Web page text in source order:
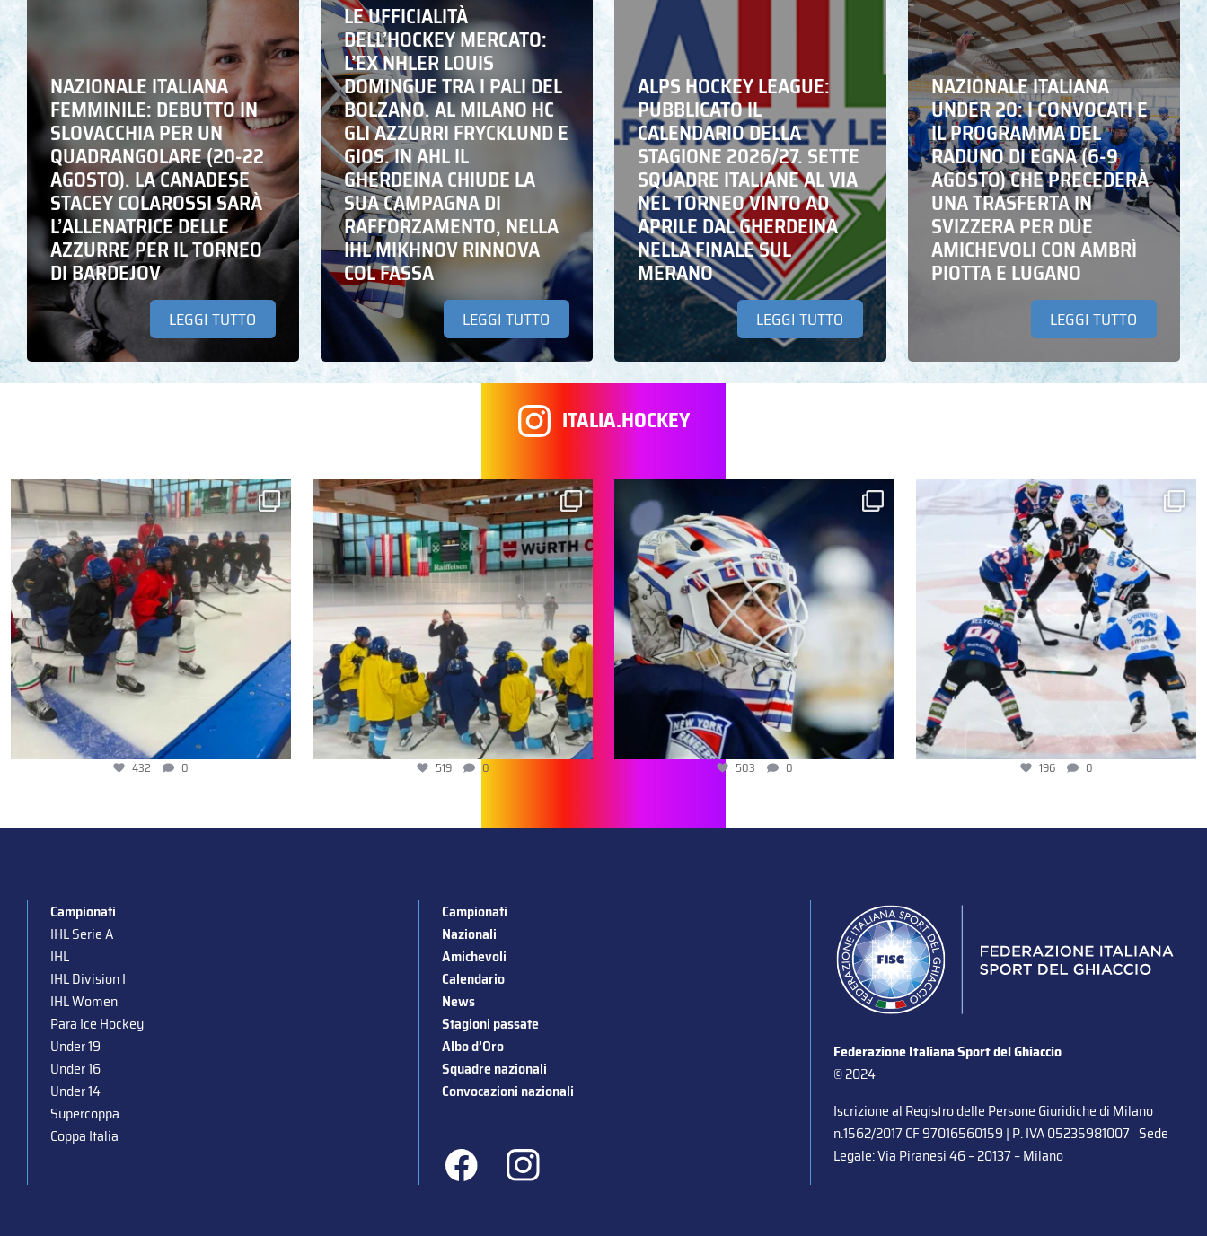
NAZIONALE ITALIANA
FEMMINILE: DEBUTTO IN
SLOVACCHIA PER UN
QUADRANGOLARE (20-22
AGOSTO). LA CANADESE
STACEY COLAROSSI SARÀ
L’ALLENATRICE DELLE
AZZURRE PER IL TORNEO
DI BARDEJOV
LEGGI TUTTO
LE UFFICIALITÀ
DELL’HOCKEY MERCATO:
L’EX NHLER LOUIS
DOMINGUE TRA I PALI DEL
BOLZANO. AL MILANO HC
GLI AZZURRI FRYCKLUND E
GIOS. IN AHL IL
GHERDEINA CHIUDE LA
SUA CAMPAGNA DI
RAFFORZAMENTO, NELLA
IHL MIKHNOV RINNOVA
COL FASSA
LEGGI TUTTO
ALPS HOCKEY LEAGUE:
PUBBLICATO IL
CALENDARIO DELLA
STAGIONE 2026/27. SETTE
SQUADRE ITALIANE AL VIA
NEL TORNEO VINTO AD
APRILE DAL GHERDEINA
NELLA FINALE SUL
MERANO
LEGGI TUTTO
NAZIONALE ITALIANA
UNDER 20: I CONVOCATI E
IL PROGRAMMA DEL
RADUNO DI EGNA (6-9
AGOSTO) CHE PRECEDERÀ
UNA TRASFERTA IN
SVIZZERA PER DUE
AMICHEVOLI CON AMBRÌ
PIOTTA E LUGANO
LEGGI TUTTO
ITALIA.HOCKEY
432 0 519 0 503 0 196 0
Campionati
IHL Serie A
IHL
IHL Division I
IHL Women
Para Ice Hockey
Under 19
Under 16
Under 14
Supercoppa
Coppa Italia
Campionati
Nazionali
Amichevoli
Calendario
News
Stagioni passate
Albo d’Oro
Squadre nazionali
Convocazioni nazionali
Federazione Italiana Sport del Ghiaccio
© 2024
Iscrizione al Registro delle Persone Giuridiche di Milano
n.1562/2017 CF 97016560159 | P. IVA 05235981007 Sede
Legale: Via Piranesi 46 – 20137 – Milano